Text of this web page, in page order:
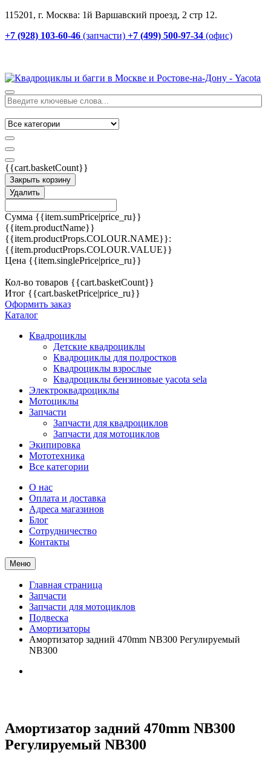
115201, г. Москва: 1й Варшавский проезд, 2 стр 12.
+7 (928) 103-60-46 (запчасти) +7 (499) 500-97-34 (офис)
{{cart.basketCount}}
Закрыть корзину
Удалить
Сумма {{item.sumPrice|price_ru}}
{{item.productName}}
{{item.productProps.COLOUR.NAME}}:
{{item.productProps.COLOUR.VALUE}}
Цена {{item.singlePrice|price_ru}}
Кол-во товаров {{cart.basketCount}}
Итог {{cart.basketPrice|price_ru}}
Оформить заказ
Каталог
Квадроциклы
Детские квадроциклы
Квадроциклы для подростков
Квадроциклы взрослые
Квадроциклы бензиновые yacota sela
Электроквадроциклы
Мотоциклы
Запчасти
Запчасти для квадроциклов
Запчасти для мотоциклов
Экипировка
Мототехника
Все категории
О нас
Оплата и доставка
Адреса магазинов
Блог
Сотрудничество
Контакты
Меню
Главная страница
Запчасти
Запчасти для мотоциклов
Подвеска
Амортизаторы
Амортизатор задний 470mm NB300 Регулируемый
NB300
Амортизатор задний 470mm NB300
Регулируемый NB300